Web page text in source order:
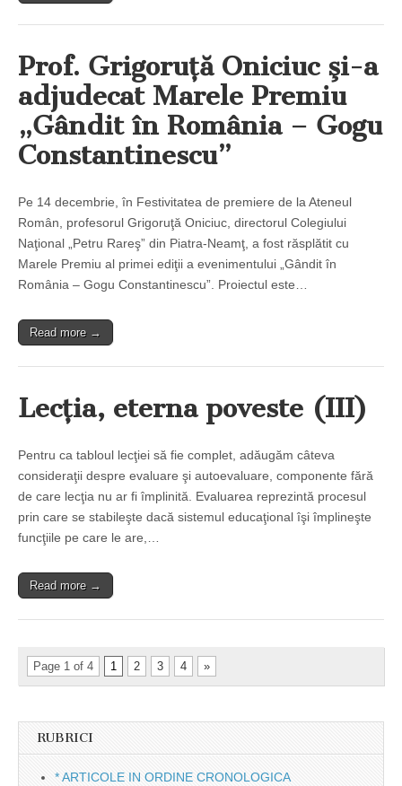
Prof. Grigoruţă Oniciuc şi-a
adjudecat Marele Premiu
„Gândit în România – Gogu
Constantinescu”
Pe 14 decembrie, în Festivitatea de premiere de la Ateneul
Român, profesorul Grigoruţă Oniciuc, directorul Colegiului
Naţional „Petru Rareş” din Piatra-Neamţ, a fost răsplătit cu
Marele Premiu al primei ediţii a evenimentului „Gândit în
România – Gogu Constantinescu”. Proiectul este…
Read more →
Lecţia, eterna poveste (III)
Pentru ca tabloul lecţiei să fie complet, adăugăm câteva
consideraţii despre evaluare şi autoevaluare, componente fără
de care lecţia nu ar fi împlinită. Evaluarea reprezintă procesul
prin care se stabileşte dacă sistemul educaţional îşi împlineşte
funcţiile pe care le are,…
Read more →
Page 1 of 4 1 2 3 4 »
RUBRICI
* ARTICOLE IN ORDINE CRONOLOGICA